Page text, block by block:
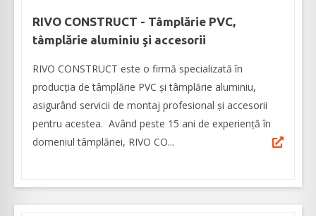
RIVO CONSTRUCT - Tâmplărie PVC,
tâmplărie aluminiu şi accesorii
RIVO CONSTRUCT este o firmă specializată în
producția de tâmplărie PVC și tâmplărie aluminiu,
asigurând servicii de montaj profesional și accesorii
pentru acestea. Având peste 15 ani de experiență în
domeniul tâmplăriei, RIVO CO...